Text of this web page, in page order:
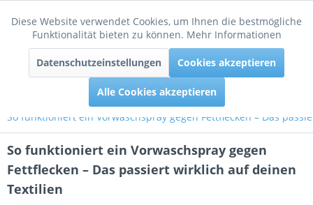
Menü
So funktioniert ein Vorwaschspray gegen Fettflecken – Das
So funktioniert ein Vorwaschspray gegen
Fettflecken – Das passiert wirklich auf deinen
Textilien
Funktionale Aktiv
Tracking Inaktiv
Diese Website verwendet Cookies, um Ihnen die bestmögliche
Funktionalität bieten zu können. Mehr Informationen
Datenschutzeinstellungen Cookies akzeptieren
Alle Cookies akzeptieren